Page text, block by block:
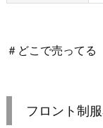
＃どこで売って
フロント制